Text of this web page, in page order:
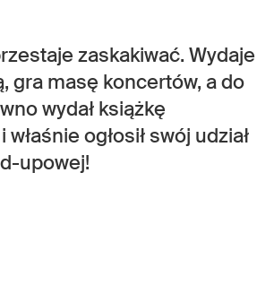
zaskakiwać. Wydaje
gra masę koncertów, a do
wydał książkę
ogłosił swój udział
upowej!